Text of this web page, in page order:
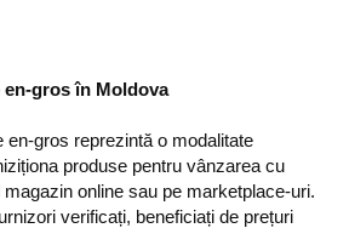
en-gros în Moldova
en-gros reprezintă o modalitate
produse pentru vânzarea cu
online sau pe marketplace-uri.
verificați, beneficiați de prețuri